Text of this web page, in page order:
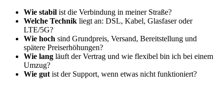
Wie stabil ist die Verbindung in meiner Straße?
Welche Technik liegt an: DSL, Kabel, Glasfaser oder
LTE/5G?
Wie hoch sind Grundpreis, Versand, Bereitstellung und
spätere Preiserhöhungen?
Wie lang läuft der Vertrag und wie flexibel bin ich bei einem
Umzug?
Wie gut ist der Support, wenn etwas nicht funktioniert?